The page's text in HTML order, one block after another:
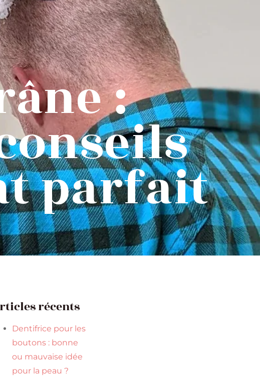
:
parfait
récents
Dentifrice pour les
boutons : bonne
ou mauvaise idée
pour la peau ?